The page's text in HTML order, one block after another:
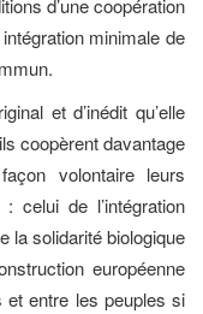
d’une coopération
minimale de
et d’inédit qu’elle
coopèrent davantage
volontaire leurs
celui de l’intégration
la solidarité biologique
européenne
et entre les peuples si